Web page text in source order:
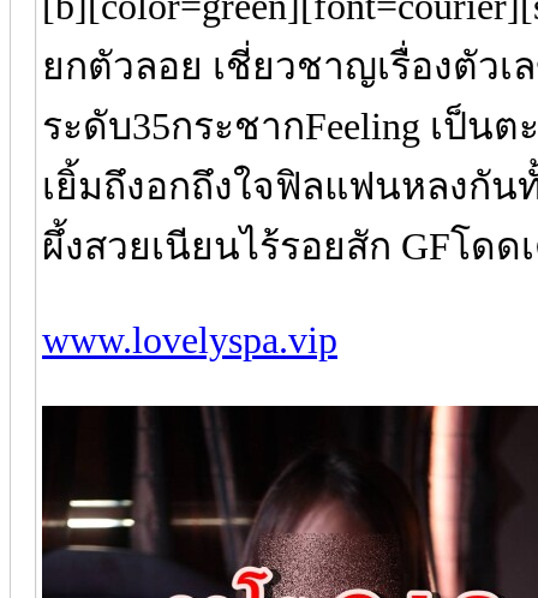
ยกตัวลอย เชี่ยวชาญเรื่องตัว
ระดับ35กระชากFeeling เป็น
เยิ้มถึงอกถึงใจฟิลแฟนหลงกัน
ผึ้งสวยเนียนไร้รอยสัก GFโด
www.lovelyspa.vip